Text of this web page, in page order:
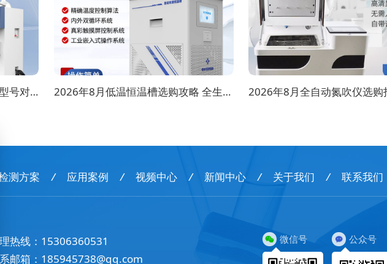
2026年莱恩德全自动蒸馏仪全型号对比选购指南 2026年8月低温恒温槽选购攻略 全生命周期成本对比
测方案 / 应用案例 / 视频中心 / 新闻中心 / 关于我们 / 联系我们
热线： 15306360531
邮箱： 185945738@qq.com
微信号 公众号